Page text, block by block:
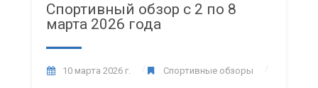
Спортивный обзор с 2 по 8
марта 2026 года
10 марта 2026 г. Спортивные обзоры